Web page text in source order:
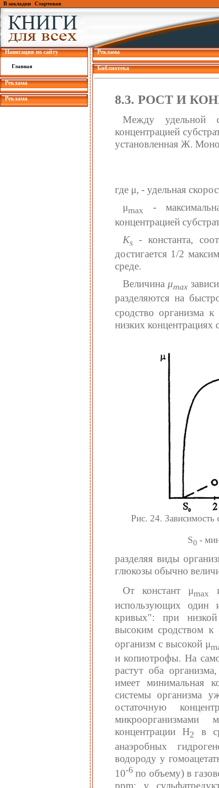
В закладки Стартовая
Навигация по сайту
Главная
Реклама
Реклама
Реклама
Библиотека
8.3. РОСТ И
Между удельной
концентрацией
установленная Ж.
где μ, - удельная
μmах -
концентрацией
Кs - константа,
достигается 1/2
среде.
Величина μmax
разделяются на
сродство организма
низких концентрациях
Рис. 24. Зависимость
S0 -
разделяя виды
глюкозы обычно
От констант μmах
использующих один
кривых": при низкой
высоким сродством
организм с высокой μ
и копиотрофы. На
растут оба
имеет минимальная
системы организма
остаточную
микроорганизмами
концентрации Н2
в
анаэробных
водороду у
10-6по объему) в
ppm; у